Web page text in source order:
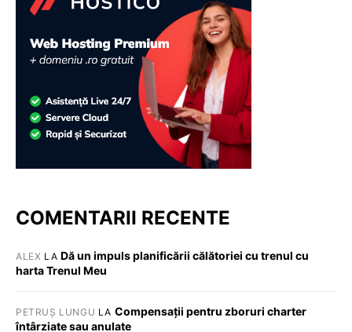
COMENTARII RECENTE
ALEX LA Dă un impuls planificării călătoriei cu trenul cu
harta Trenul Meu
PETRUȘ LUNGU LA Compensații pentru zboruri charter
întârziate sau anulate